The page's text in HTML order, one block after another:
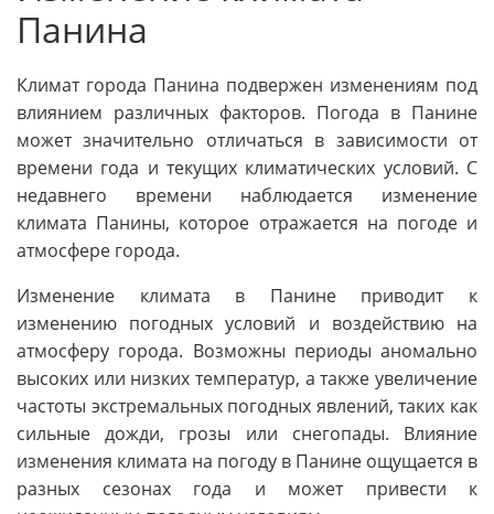
Панина
Климат города Панина подвержен изменениям под
влиянием различных факторов. Погода в Панине
может значительно отличаться в зависимости от
времени года и текущих климатических условий. С
недавнего времени наблюдается изменение
климата Панины, которое отражается на погоде и
атмосфере города.
Изменение климата в Панине приводит к
изменению погодных условий и воздействию на
атмосферу города. Возможны периоды аномально
высоких или низких температур, а также увеличение
частоты экстремальных погодных явлений, таких как
сильные дожди, грозы или снегопады. Влияние
изменения климата на погоду в Панине ощущается в
разных сезонах года и может привести к